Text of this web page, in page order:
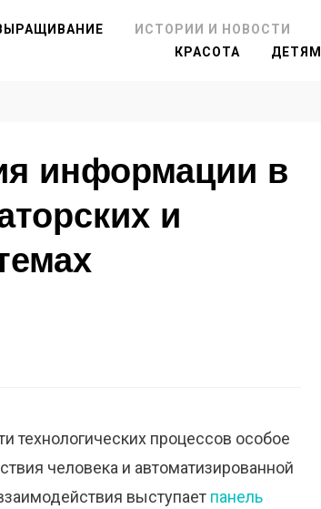
ИСТОРИИ И НОВОСТИ
КРАСОТА
ДЕТЯМ
информации в
и
технологических процессов особое
человека и автоматизированной
выступает панель